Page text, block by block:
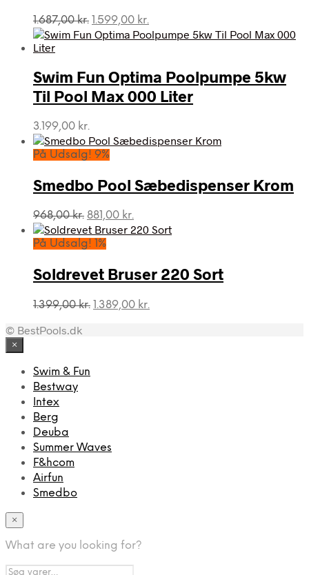
1.687,00kr. Den
oprindelige
1.687,00 kr..
1.599,00 kr.
aktuelle
1.599,00 kr..
Swim Fun Optima Poolpumpe 5kw
Til Pool Max 000 Liter
3.199,00 kr.
På Udsalg! 9%
Smedbo Pool Sæbedispenser Krom
968,00kr. Den
oprindelige
pris
968,00 kr..
881,00 kr.
aktuelle
881,00 kr..
På Udsalg! 1%
Soldrevet Bruser 220 Sort
1.399,00kr. Den
1.389,00 kr.
© BestPools.dk
×
Swim & Fun
Bestway
Intex
Berg
Deuba
Summer Waves
F&hcom
Airfun
Smedbo
×
What are you looking for?